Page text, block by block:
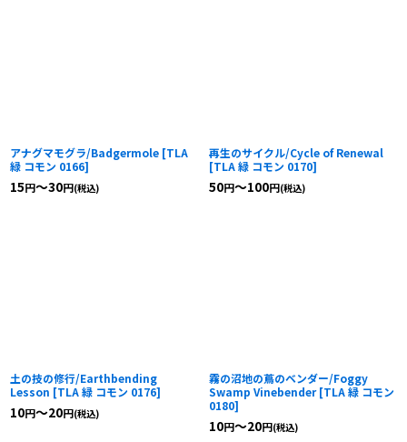
アナグマモグラ/Badgermole [TLA
緑 コモン 0166]
15円～30円(税込)
再生のサイクル/Cycle of Renewal
[TLA 緑 コモン 0170]
50円～100円(税込)
土の技の修行/Earthbending
Lesson [TLA 緑 コモン 0176]
10円～20円(税込)
霧の沼地の蔦のベンダー/Foggy
Swamp Vinebender [TLA 緑 コモン
0180]
10円～20円(税込)